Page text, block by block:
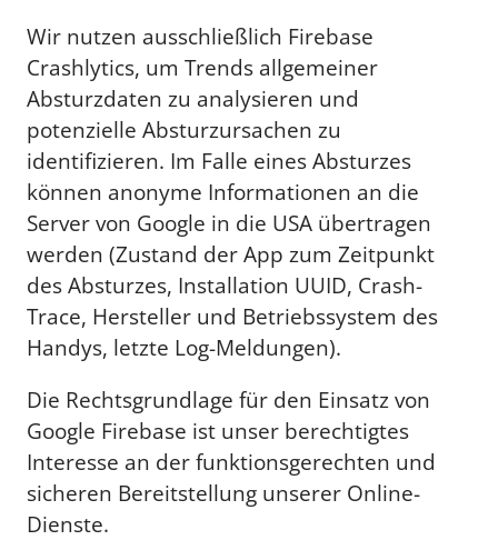
Wir nutzen ausschließlich Firebase
Crashlytics, um Trends allgemeiner
Absturzdaten zu analysieren und
potenzielle Absturzursachen zu
identifizieren. Im Falle eines Absturzes
können anonyme Informationen an die
Server von Google in die USA übertragen
werden (Zustand der App zum Zeitpunkt
des Absturzes, Installation UUID, Crash-
Trace, Hersteller und Betriebssystem des
Handys, letzte Log-Meldungen).
Die Rechtsgrundlage für den Einsatz von
Google Firebase ist unser berechtigtes
Interesse an der funktionsgerechten und
sicheren Bereitstellung unserer Online-
Dienste.